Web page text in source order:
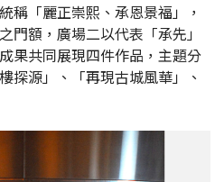
稱「麗正崇熙、承恩景福」，
門額，廣場二以代表「承先」
果共同展現四件作品，主題分
探源」、「再現古城風華」、